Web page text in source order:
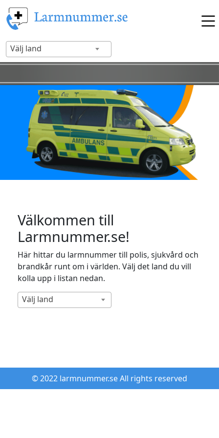
Välj land
Välkommen till
Larmnummer.se!
Här hittar du larmnummer till polis, sjukvård och
brandkår runt om i världen. Välj det land du vill
kolla upp i listan nedan.
Välj land
© 2022 larmnummer.se All rights reserved